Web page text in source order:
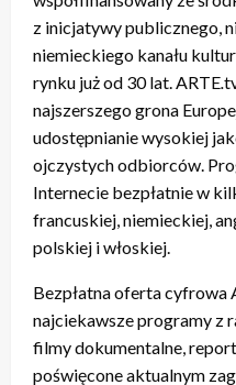
z inicjatywy publicznego,
niemieckiego kanału
rynku już od 30 lat. ARTE.
najszerszego grona
udostępnianie wysokiej
ojczystych odbiorców.
Internecie bezpłatnie w
francuskiej, niemieckiej,
polskiej i włoskiej.
Bezpłatna oferta cyfrowa
najciekawsze programy z
filmy dokumentalne,
poświęcone aktualnym